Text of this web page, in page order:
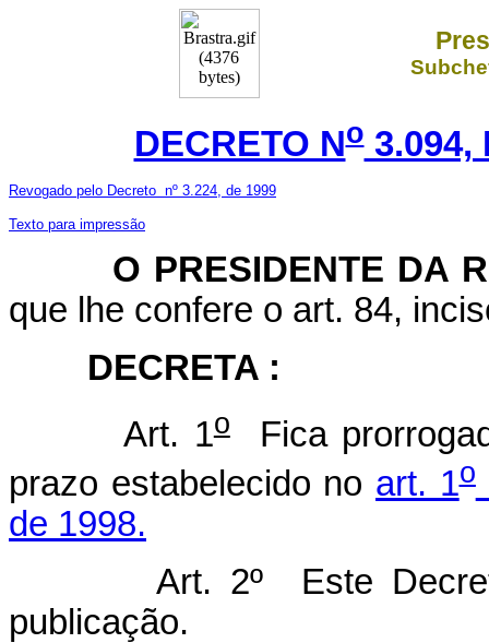
DECRETO No3.094,
Revogado pelo Decreto nº 3.224, de 1999
Texto para impressão
O PRESIDENTE DA
que lhe confere o art. 84,
DECRETA :
Art. 1oFica
prazo estabelecido no art. 1o
de 1998.
Art. 2º Este
publicação.